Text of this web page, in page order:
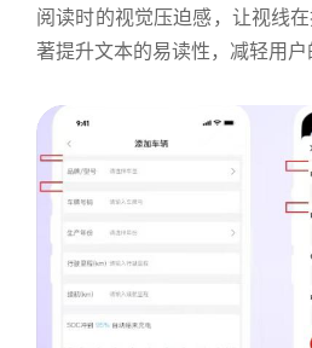
阅读时的视觉压迫感，让视线
著提升文本的易读性，减轻用户